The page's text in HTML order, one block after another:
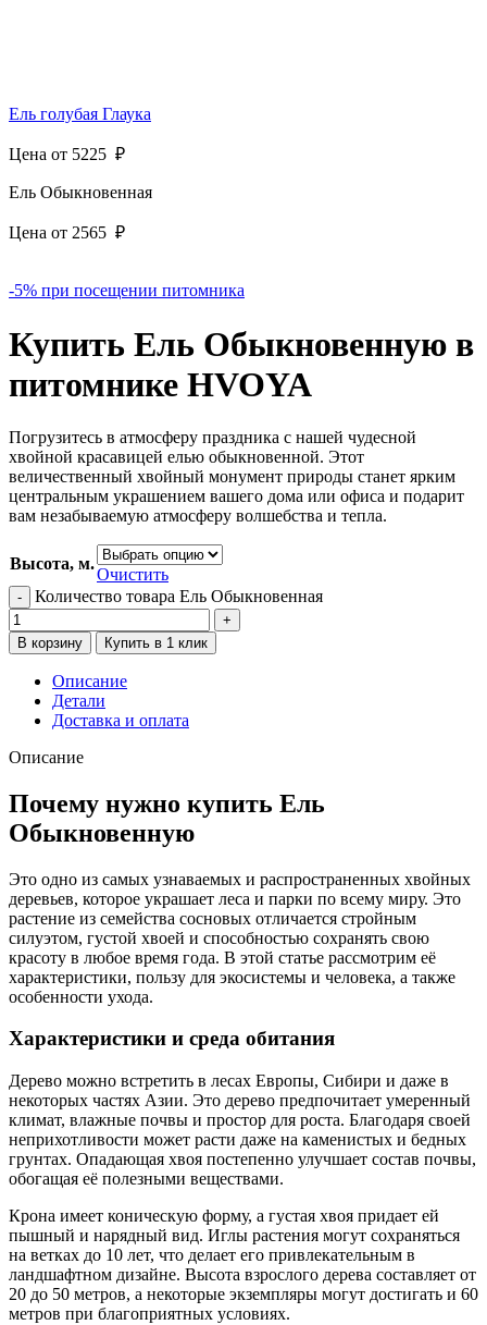
Ель голубая Глаука
Цена от 5225 ₽
Ель Обыкновенная
Цена от 2565 ₽
-5% при посещении питомника
Купить Ель Обыкновенную в
питомнике HVOYA
Погрузитесь в атмосферу праздника с нашей чудесной
хвойной красавицей елью обыкновенной. Этот
величественный хвойный монумент природы станет ярким
центральным украшением вашего дома или офиса и подарит
вам незабываемую атмосферу волшебства и тепла.
Высота, м.
Очистить
Количество товара Ель Обыкновенная
В корзину Купить в 1 клик
Описание
Детали
Доставка и оплата
Описание
Почему нужно купить Ель
Обыкновенную
Это одно из самых узнаваемых и распространенных хвойных
деревьев, которое украшает леса и парки по всему миру. Это
растение из семейства сосновых отличается стройным
силуэтом, густой хвоей и способностью сохранять свою
красоту в любое время года. В этой статье рассмотрим её
характеристики, пользу для экосистемы и человека, а также
особенности ухода.
Характеристики и среда обитания
Дерево можно встретить в лесах Европы, Сибири и даже в
некоторых частях Азии. Это дерево предпочитает умеренный
климат, влажные почвы и простор для роста. Благодаря своей
неприхотливости может расти даже на каменистых и бедных
грунтах. Опадающая хвоя постепенно улучшает состав почвы,
обогащая её полезными веществами.
Крона имеет коническую форму, а густая хвоя придает ей
пышный и нарядный вид. Иглы растения могут сохраняться
на ветках до 10 лет, что делает его привлекательным в
ландшафтном дизайне. Высота взрослого дерева составляет от
20 до 50 метров, а некоторые экземпляры могут достигать и 60
метров при благоприятных условиях.